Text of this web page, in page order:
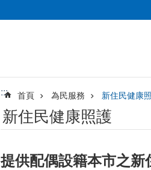
::: 首頁 為民服務 新住民健康
新住民健康照護
提供配偶設籍本市之新